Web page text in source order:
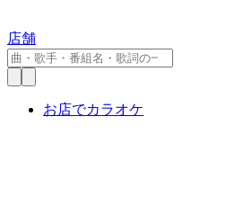
店舗
お店でカラオケ